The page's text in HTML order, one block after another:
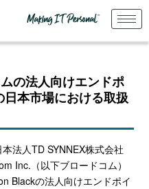
の法人向けエンドポ
本市場における取扱
本法人TD SYNNEX株式会社
Inc. （以下ブロードコム）
Blackの法人向けエンドポイ